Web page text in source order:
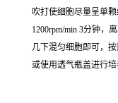
吹打使细胞尽量呈单颗
1200rpm/min 3分钟，
几下混匀细胞即可，
或使用透气瓶盖进行培